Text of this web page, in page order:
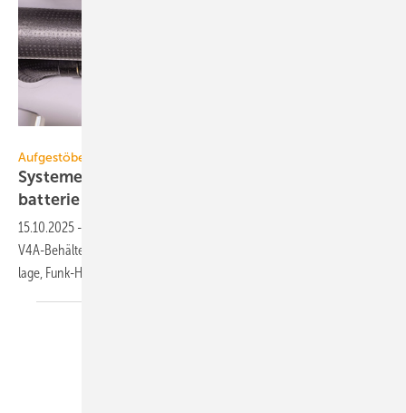
Aufgestöbert
Systeme für die TGA+E: robust, stecker­fertig,
batterie­los
15.10.2025 -
V4A-Behäl­ter­ver­schrau­bung, stecker­fertige Regen­wasser­nut­zungs­an­
lage, Funk-Heiz­kör­per­ther­mos­tate.